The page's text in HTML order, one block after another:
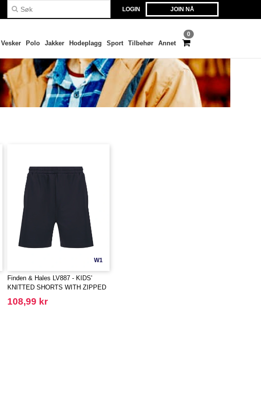
LOGIN JOIN NÅ
0
Vesker Polo Jakker Hodeplagg Sport Tilbehør Annet
W1
Finden & Hales LV887 - KIDS'
KNITTED SHORTS WITH ZIPPED
POCKETS
108,99 kr